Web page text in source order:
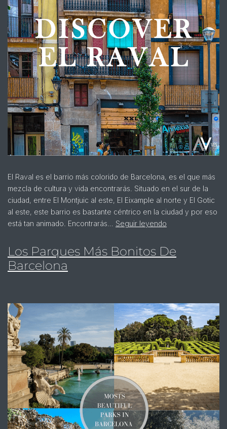
El Raval es el barrio más colorido de Barcelona, es el que más
mezcla de cultura y vida encontrarás. Situado en el sur de la
ciudad, entre El Montjuic al este, El Eixample al norte y El Gotic
al este, este barrio es bastante céntrico en la ciudad y por eso
está tan animado. Encontrarás… Seguir leyendo
Los Parques Más Bonitos De
Barcelona